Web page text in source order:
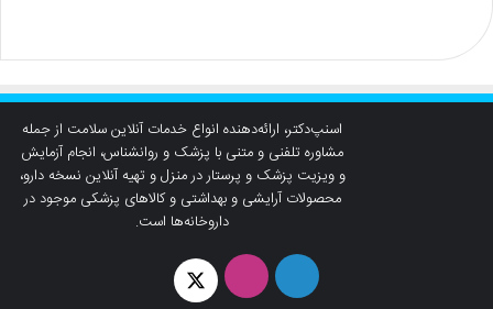
اسنپ‌دکتر، ارائه‌دهنده انواع خدمات آنلاین سلامت از جمله
مشاوره تلفنی و متنی با پزشک و روانشناس، انجام آزمایش
و ویزیت پزشک و پرستار در منزل و تهیه آنلاین نسخه دارو،
محصولات آرایشی و بهداشتی و کالاهای پزشکی موجود در
داروخانه‌ها است.
لینکدین اینستاگرام